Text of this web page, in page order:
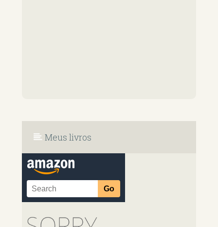
Meus livros